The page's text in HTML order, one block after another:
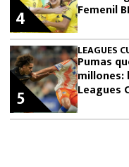
Femenil
4
LEAGUES
Pumas
millones:
Leagues
5